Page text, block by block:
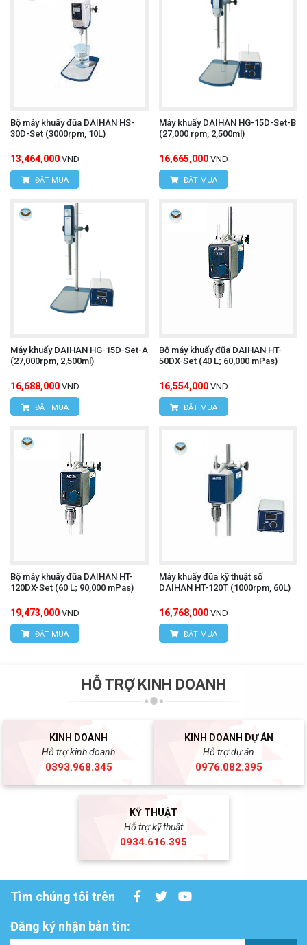
Bộ máy khuấy đũa DAIHAN HS-
30D-Set (3000rpm, 10L)
13,464,000 VND
ĐẶT MUA
Máy khuấy DAIHAN HG-15D-Set-B
(27,000 rpm, 2,500ml)
16,665,000 VND
ĐẶT MUA
Máy khuấy DAIHAN HG-15D-Set-A
(27,000rpm, 2,500ml)
16,688,000 VND
ĐẶT MUA
Bộ máy khuấy đũa DAIHAN HT-
50DX-Set (40 L; 60,000 mPas)
16,554,000 VND
ĐẶT MUA
Bộ máy khuấy đũa DAIHAN HT-
120DX-Set (60 L; 90,000 mPas)
19,473,000 VND
ĐẶT MUA
Máy khuấy đũa kỹ thuật số
DAIHAN HT-120T (1000rpm, 60L)
16,768,000 VND
ĐẶT MUA
HỖ TRỢ KINH DOANH
KINH DOANH
Hỗ trợ kinh doanh
0393.968.345
KINH DOANH DỰ ÁN
Hỗ trợ dự án
0976.082.395
KỸ THUẬT
Hỗ trợ kỹ thuật
0934.616.395
Tìm chúng tôi trên
Đăng ký nhận bản tin: